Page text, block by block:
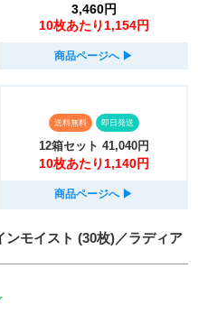
3,460円
10枚あたり1,154円
商品ページへ ▶︎
送料無料 即日発送
12箱セット 41,040円
10枚あたり1,140円
商品ページへ ▶︎
ンモイスト (30枚)／ラディア